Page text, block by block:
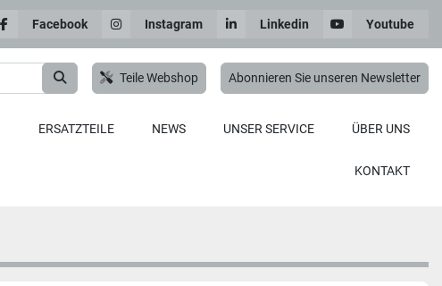
Facebook Instagram Linkedin Youtube
Teile Webshop Abonnieren Sie unseren Newsletter
ERSATZTEILE NEWS UNSER SERVICE ÜBER UNS
KONTAKT